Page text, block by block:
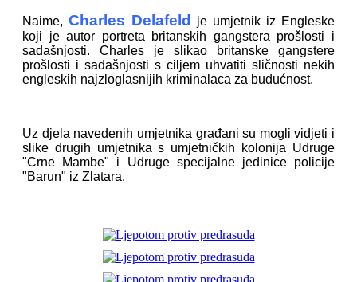
Naime, Charles Delafeld
je umjetnik iz Engleske
koji je autor portreta britanskih gangstera prošlosti i
sadašnjosti. Charles je slikao britanske gangstere
prošlosti i sadašnjosti s ciljem uhvatiti sličnosti nekih
engleskih najzloglasnijih kriminalaca za budućnost.
Uz djela navedenih umjetnika građani su mogli vidjeti i
slike drugih umjetnika s umjetničkih kolonija Udruge
"Crne Mambe" i Udruge specijalne jedinice policije
"Barun" iz Zlatara.